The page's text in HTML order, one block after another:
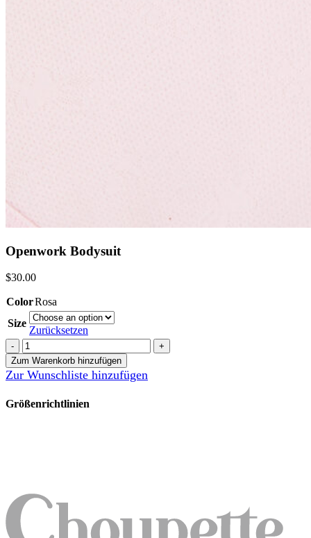
Openwork Bodysuit
$30.00
ColorRosa
Size
Zurücksetzen
Openwork
Bodysuit
Menge
Zum Warenkorb hinzufügen
Zur Wunschliste hinzufügen
Größenrichtlinien